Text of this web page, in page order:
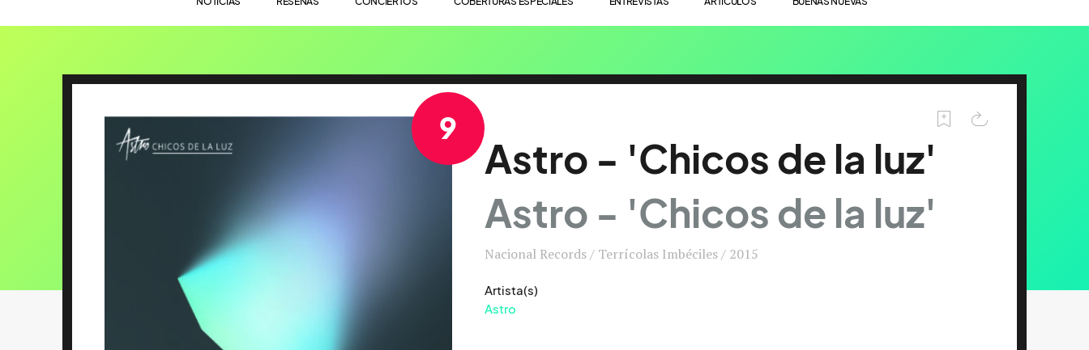
9
Astro - 'Chicos de la luz'
Astro - 'Chicos de la luz'
Nacional Records / Terrícolas Imbéciles / 2015
Artista(s)
Astro